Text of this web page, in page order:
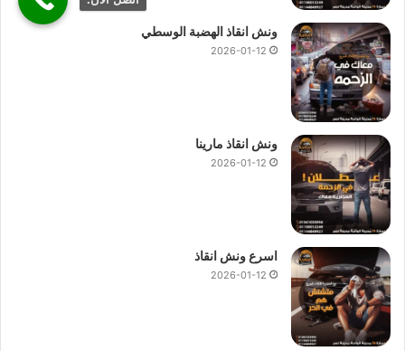
ونش انقاذ الهضبة الوسطي
2026-01-12
ونش انقاذ مارينا
2026-01-12
اسرع ونش انقاذ
2026-01-12